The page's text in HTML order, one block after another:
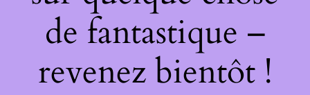
de fantastique –
revenez bientôt !